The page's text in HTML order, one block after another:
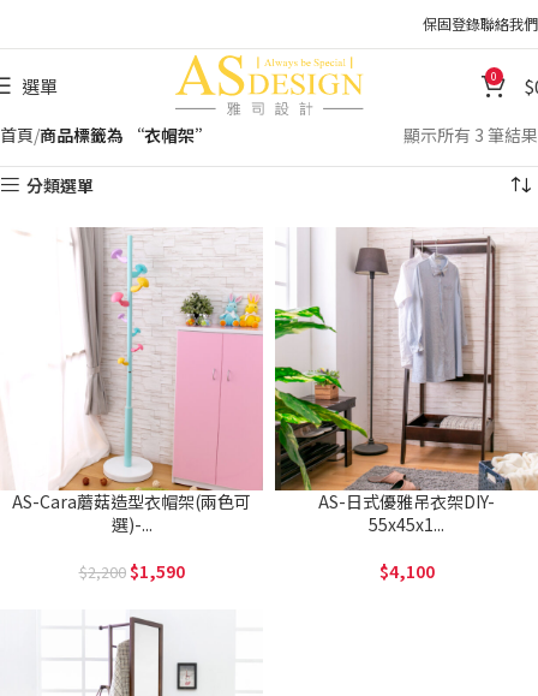
保固登錄聯絡我們
選單 0
首頁 商品標籤為 “衣帽架” 顯示所有 3 筆結果
分類選單
AS-Cara蘑菇造型衣帽架(兩色可
選)-...
2,200 1,590
AS-日式優雅吊衣架DIY-
55x45x1...
4,100